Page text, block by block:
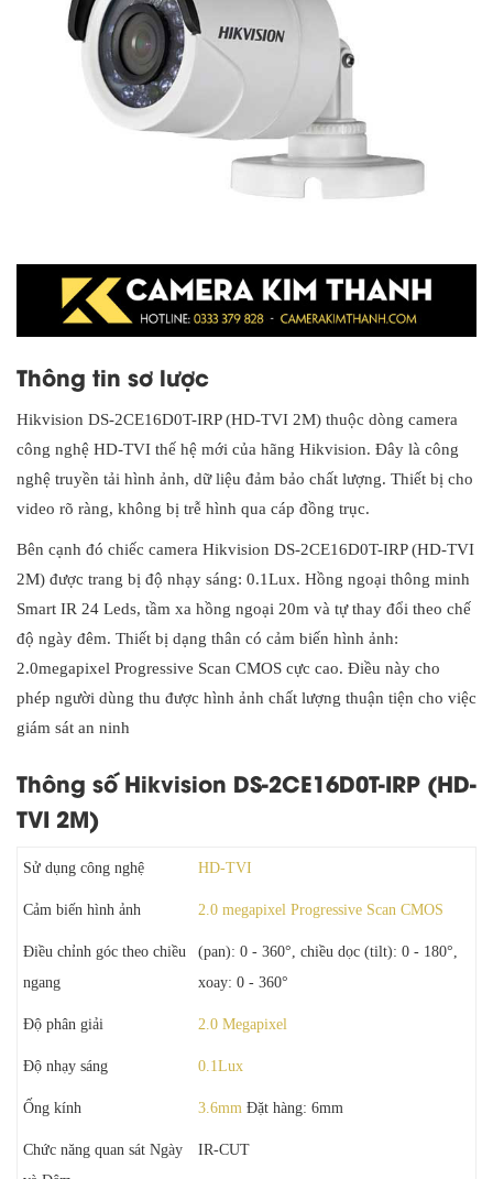
Thông tin sơ lược
Hikvision DS-2CE16D0T-IRP (HD-TVI 2M) thuộc dòng camera
công nghệ HD-TVI thế hệ mới của hãng Hikvision. Đây là công
nghệ truyền tải hình ảnh, dữ liệu đảm bảo chất lượng. Thiết bị cho
video rõ ràng, không bị trễ hình qua cáp đồng trục.
Bên cạnh đó chiếc camera Hikvision DS-2CE16D0T-IRP (HD-TVI
2M) được trang bị độ nhạy sáng: 0.1Lux. Hồng ngoại thông minh
Smart IR 24 Leds, tầm xa hồng ngoại 20m và tự thay đổi theo chế
độ ngày đêm. Thiết bị dạng thân có cảm biến hình ảnh:
2.0megapixel Progressive Scan CMOS cực cao. Điều này cho
phép người dùng thu được hình ảnh chất lượng thuận tiện cho việc
giám sát an ninh
Thông số Hikvision DS-2CE16D0T-IRP (HD-
TVI 2M)
Sử dụng công nghệ HD-TVI
Cảm biến hình ảnh 2.0 megapixel Progressive Scan CMOS
Điều chỉnh góc theo chiều
ngang
(pan): 0 - 360°, chiều dọc (tilt): 0 - 180°,
xoay: 0 - 360°
Độ phân giải 2.0 Megapixel
Độ nhạy sáng 0.1Lux
Ống kính 3.6mm Đặt hàng: 6mm
Chức năng quan sát Ngày
IR-CUT